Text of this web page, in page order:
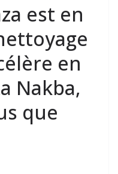
est en
en
Nakba,
que